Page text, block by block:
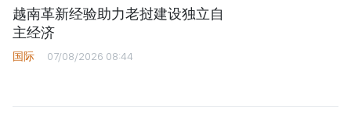
越南革新经验助力老挝建设独立自
主经济
国际 07/08/2026 08:44